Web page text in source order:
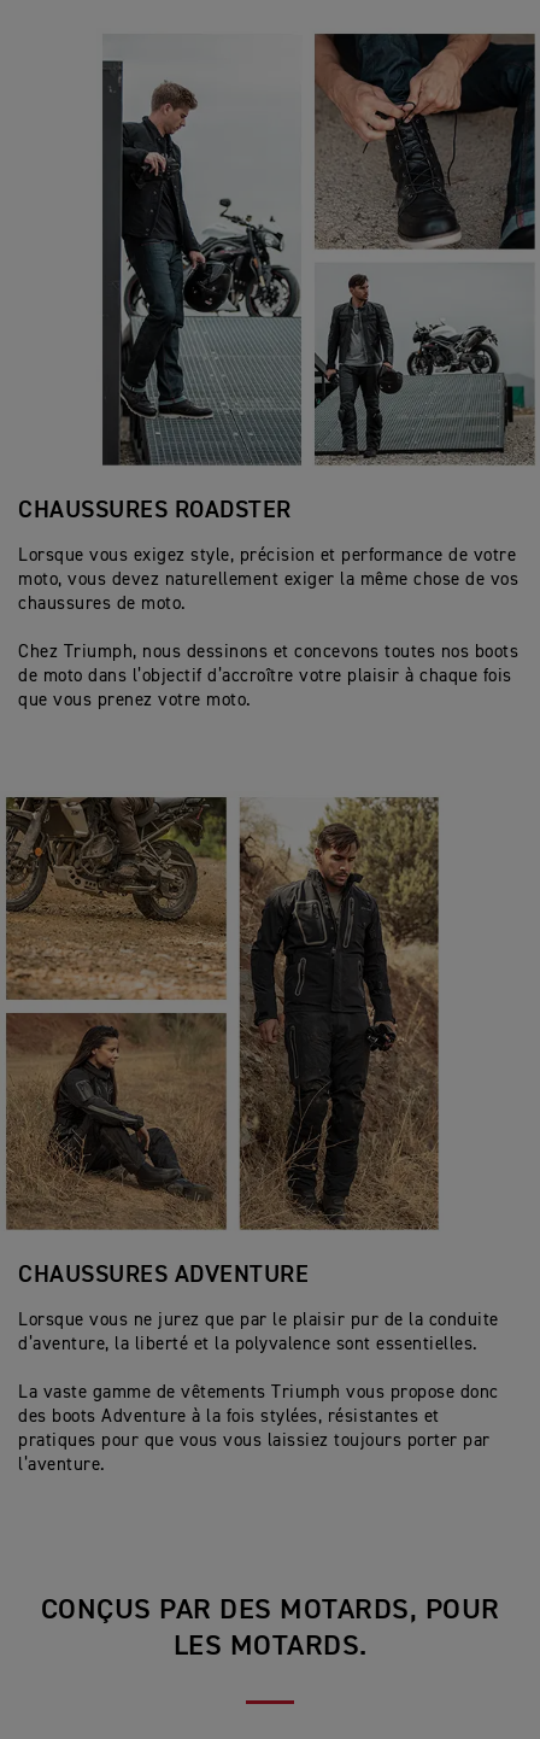
CHAUSSURES ROADSTER
Lorsque vous exigez style, précision et performance de votre
moto, vous devez naturellement exiger la même chose de vos
chaussures de moto.
Chez Triumph, nous dessinons et concevons toutes nos boots
de moto dans l’objectif d’accroître votre plaisir à chaque fois
que vous prenez votre moto.
CHAUSSURES ADVENTURE
Lorsque vous ne jurez que par le plaisir pur de la conduite
d’aventure, la liberté et la polyvalence sont essentielles.
La vaste gamme de vêtements Triumph vous propose donc
des boots Adventure à la fois stylées, résistantes et
pratiques pour que vous vous laissiez toujours porter par
l’aventure.
CONÇUS PAR DES MOTARDS, POUR
LES MOTARDS.